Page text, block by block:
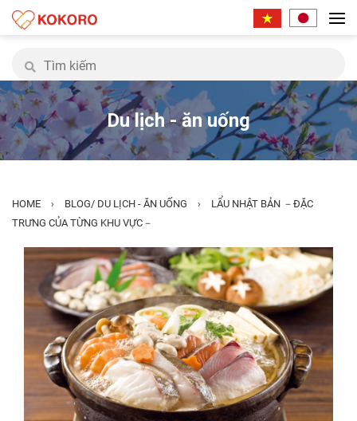
Du lịch - ăn uống
HOME › BLOG/ DU LỊCH - ĂN UỐNG ›
LẨU NHẬT BẢN －ĐẶC
TRƯNG CỦA TỪNG KHU VỰC－